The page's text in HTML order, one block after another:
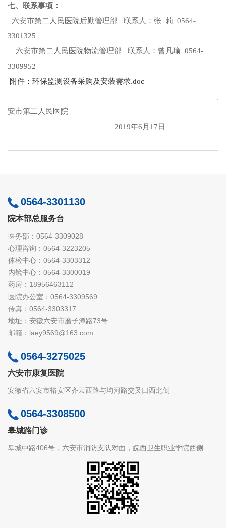
七、联系事项：
六安市第二人民医院后勤管理部 联系人： 张 莉 0564-
3301325
六安市第二人民医院物流管理部
联系人： 曾凡瑜 0564-
3309952
附件：环保监测设备采购及安装需求.doc
六
安市第二人民医院
2019年6 月 17 日
0564-3301130
院本部总服务台
医务部：0564-3309028
心理咨询：0564-3223205
体检中心：0564-3303312
内镜中心：0564-3300019
药房：18956463112
医院办公室：0564-3309569
传真：0564-3303317
地址：安徽六安市磨子潭路73号
邮箱：laey9569@163.com
0564-3275025
六安市康复医院
安徽省六安市裕安区齐云西路与均河路交叉口西北侧
0564-3308500
皋城路门诊
皋城中路406号，六安市消防支队对面，皖西卫生职业学院西侧